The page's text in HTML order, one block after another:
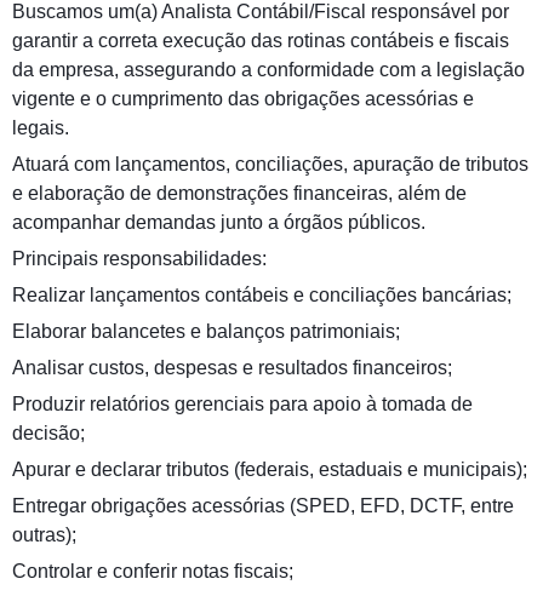
Buscamos um(a) Analista Contábil/Fiscal responsável por
garantir a correta execução das rotinas contábeis e fiscais
da empresa, assegurando a conformidade com a legislação
vigente e o cumprimento das obrigações acessórias e
legais.
Atuará com lançamentos, conciliações, apuração de tributos
e elaboração de demonstrações financeiras, além de
acompanhar demandas junto a órgãos públicos.
Principais responsabilidades:
Realizar lançamentos contábeis e conciliações bancárias;
Elaborar balancetes e balanços patrimoniais;
Analisar custos, despesas e resultados financeiros;
Produzir relatórios gerenciais para apoio à tomada de
decisão;
Apurar e declarar tributos (federais, estaduais e municipais);
Entregar obrigações acessórias (SPED, EFD, DCTF, entre
outras);
Controlar e conferir notas fiscais;